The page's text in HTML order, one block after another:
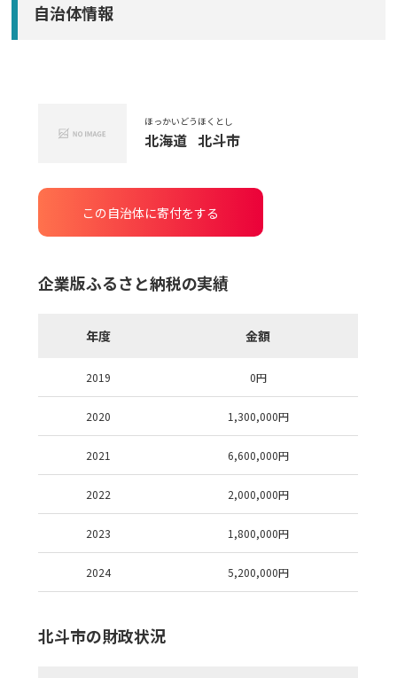
自治体情報
ほっかいどう
北海道
ほくとし
北斗市
この自治体に寄付をする
企業版ふるさと納税の実績
年度 金額
2019 0円
2020 1,300,000円
2021 6,600,000円
2022 2,000,000円
2023 1,800,000円
2024 5,200,000円
北斗市の財政状況